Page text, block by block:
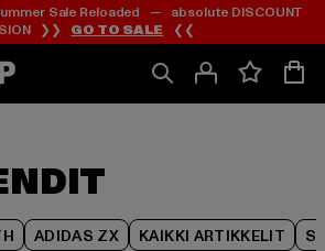
Siirry
Sisältö
Siirry
Footer
Sale Reloaded — absolute DISCOUNT
❯❯ GO TO SALE ❮❮
ADIDAS ZX KAIKKI ARTIKKELIT
Siirry
Tuoteruudukko